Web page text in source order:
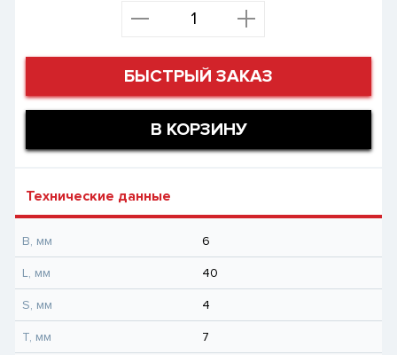
БЫСТРЫЙ ЗАКАЗ
В КОРЗИНУ
Технические данные
B, мм 6
L, мм 40
S, мм 4
T, мм 7